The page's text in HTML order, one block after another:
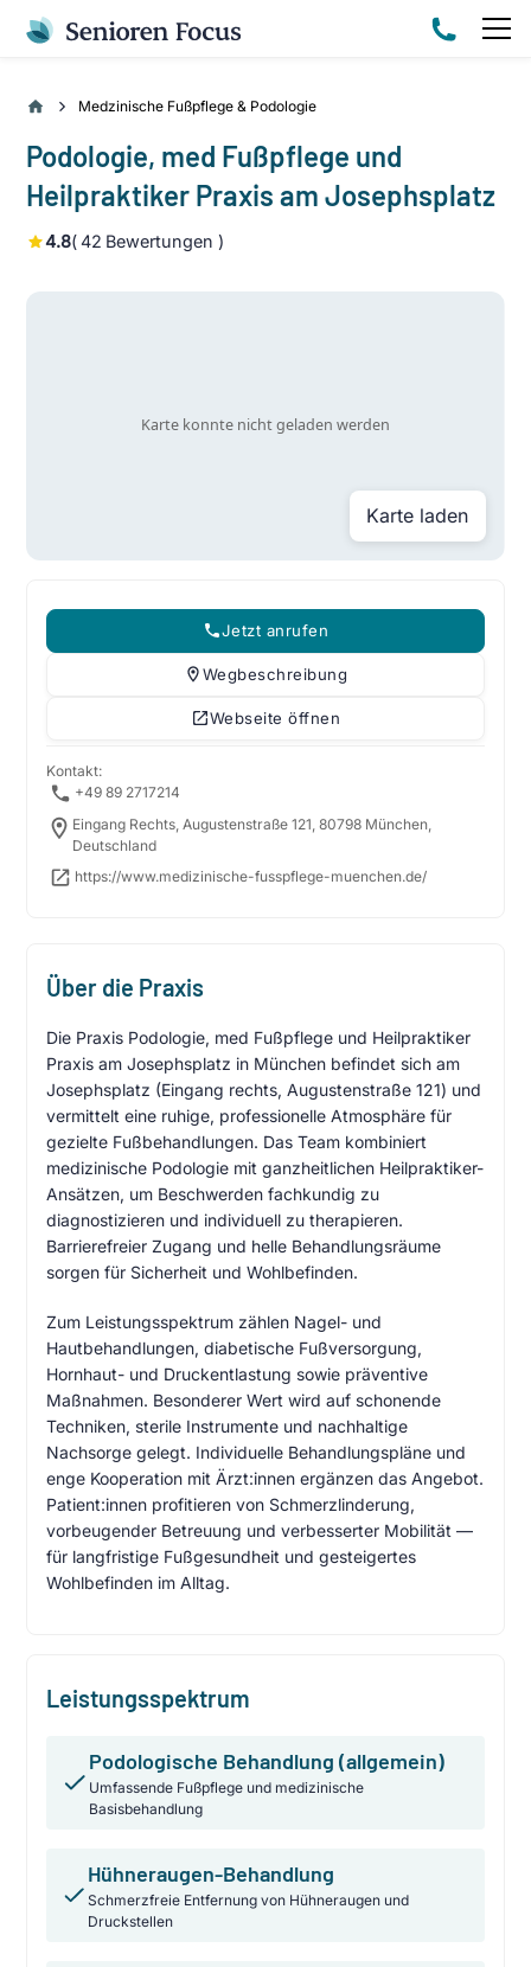
Medzinische Fußpflege & Podologie
Podologie, med Fußpflege und
Heilpraktiker Praxis am Josephsplatz
4.8(42 Bewertungen )
Karte laden
Jetzt anrufen
Wegbeschreibung
Webseite öffnen
Kontakt:
+49 89 2717214
Eingang Rechts, Augustenstraße 121, 80798 München,
Deutschland
https://www.medizinische-fusspflege-muenchen.de/
Über die Praxis
Die Praxis Podologie, med Fußpflege und Heilpraktiker
Praxis am Josephsplatz in München befindet sich am
Josephsplatz (Eingang rechts, Augustenstraße 121) und
vermittelt eine ruhige, professionelle Atmosphäre für
gezielte Fußbehandlungen. Das Team kombiniert
medizinische Podologie mit ganzheitlichen Heilpraktiker-
Ansätzen, um Beschwerden fachkundig zu
diagnostizieren und individuell zu therapieren.
Barrierefreier Zugang und helle Behandlungsräume
sorgen für Sicherheit und Wohlbefinden.
Zum Leistungsspektrum zählen Nagel- und
Hautbehandlungen, diabetische Fußversorgung,
Hornhaut- und Druckentlastung sowie präventive
Maßnahmen. Besonderer Wert wird auf schonende
Techniken, sterile Instrumente und nachhaltige
Nachsorge gelegt. Individuelle Behandlungspläne und
enge Kooperation mit Ärzt:innen ergänzen das Angebot.
Patient:innen profitieren von Schmerzlinderung,
vorbeugender Betreuung und verbesserter Mobilität —
für langfristige Fußgesundheit und gesteigertes
Wohlbefinden im Alltag.
Leistungsspektrum
Podologische Behandlung (allgemein)
Umfassende Fußpflege und medizinische
Basisbehandlung
Hühneraugen-Behandlung
Schmerzfreie Entfernung von Hühneraugen und
Druckstellen